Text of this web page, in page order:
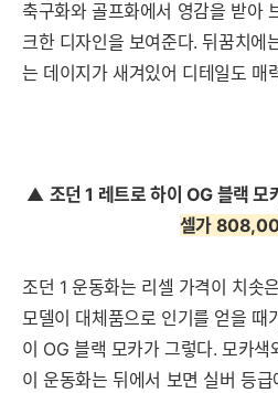
축구화와 골프화에서 영감을 받아
크한 디자인을 보여준다. 뒤꿈치에
는 데이지가 새겨있어 디테일도 매
▲ 조던 1 레트로 하이 OG 블랙 모
셀가
조던 1 운동화는 리셀 가격이 치솟
모델이 대체품으로 인기를 얻을 때
이 OG 블랙 모카가 그렇다. 모카
이 운동화는 뒤에서 보면 실버 등